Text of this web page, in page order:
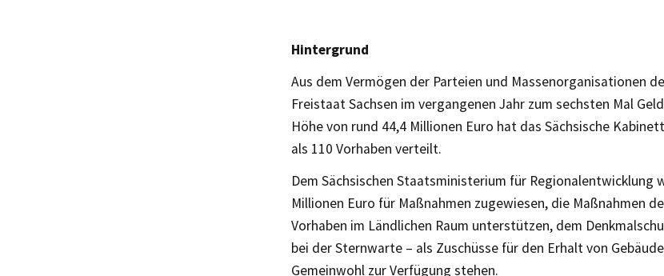
Hintergrund
Aus dem Vermögen der Parteien und Massenorganisationen
Freistaat Sachsen im vergangenen Jahr zum sechsten Mal
Höhe von rund 44,4 Millionen Euro hat das Sächsische
als 110 Vorhaben verteilt.
Dem Sächsischen Staatsministerium für Regionalentwicklung
Millionen Euro für Maßnahmen zugewiesen, die Maßnahmen
Vorhaben im Ländlichen Raum unterstützen, dem
bei der Sternwarte – als Zuschüsse für den Erhalt von
Gemeinwohl zur Verfügung stehen.